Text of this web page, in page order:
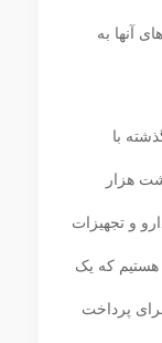
آنها به
با
هزار
و تجهیزات
هستیم که یک
پرداخت